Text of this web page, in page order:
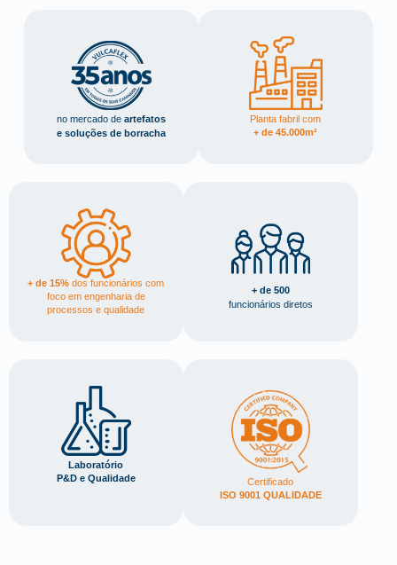
no mercado deartefatos
e soluções de borracha
Planta fabril com
+ de 45.000m²
+ de 15% dos funcionários com
foco em engenharia de
processos e qualidade
+ de 500
funcionários diretos
Laboratório
P&D e Qualidade
Certificado
ISO 9001 QUALIDADE